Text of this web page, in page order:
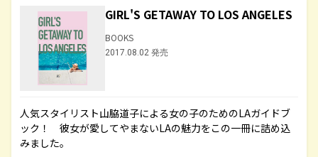
GIRL'S GETAWAY TO LOS ANGELES
BOOKS
2017.08.02 発売
人気スタイリスト山脇道子による女の子のためのLAガイドブ
ック！ 彼女が愛してやまないLAの魅力をこの一冊に詰め込
みました。